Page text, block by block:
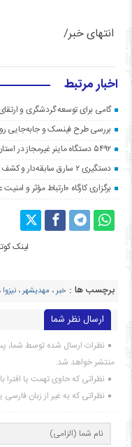
انتهای خبر/
اخبار مرتبط
گامی برای توسعه گردشگری و
بررسی طرح فینسک و جابه‌جایی
۵۴۹۲ دستگاه ماینر غیرمجاز در استان سمنان جمع‌آوری شد
دستگیری ۲ سارق سابقه‌دار و کشف خودروی سرقتی در مهدیشهر
برگزاری کارگاه «ارتباط مؤثر و
لینک
برچسب ها : خبر، مهدیشهر، نیزوا ،
ارسال نظر شما
نظرات ارسال شده توسط شما،
منتشر خواهد شد.
نظراتی که حاوی تهمت یا
نظراتی که به غیر از زبان